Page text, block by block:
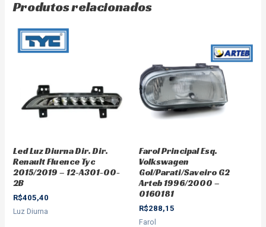
Produtos relacionados
Led Luz Diurna Dir. Dir.
Renault Fluence Tyc
2015/2019 – 12-A301-00-
2B
R$405,40
Luz Diurna
Farol Principal Esq.
Volkswagen
Gol/Parati/Saveiro G2
Arteb 1996/2000 –
0160181
R$288,15
Farol